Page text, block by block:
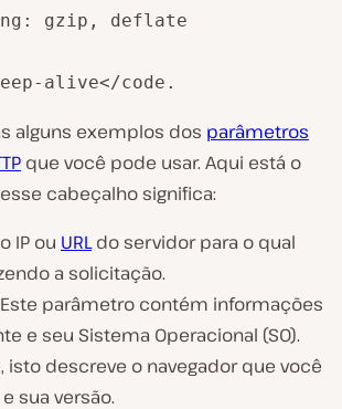
gzip, deflate
alive</code.
alguns exemplos dos parâmetros
que você pode usar. Aqui está o
cabeçalho significa:
IP ou URLdo servidor para o qual
a solicitação.
Este parâmetro contém informações
e seu Sistema Operacional (SO).
isto descreve o navegador que você
sua versão.